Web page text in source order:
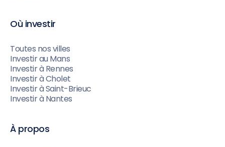
Où investir
Toutes nos villes
Investir au Mans
Investir à Rennes
Investir à Cholet
Investir à Saint-Brieuc
Investir à Nantes
À propos